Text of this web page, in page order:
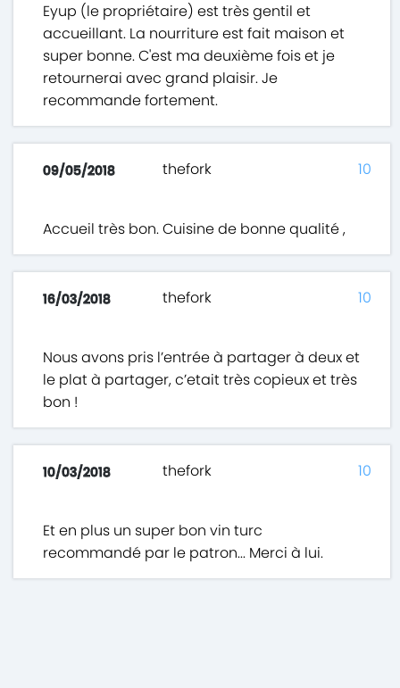
Eyup (le propriétaire) est très gentil et
accueillant. La nourriture est fait maison et
super bonne. C'est ma deuxième fois et je
retournerai avec grand plaisir. Je
recommande fortement.
09/05/2018 thefork
Accueil très bon. Cuisine de bonne qualité ,
10
16/03/2018 thefork
Nous avons pris l’entrée à partager à deux et
le plat à partager, c’etait très copieux et très
bon !
10
10/03/2018 thefork
Et en plus un super bon vin turc
recommandé par le patron... Merci à lui.
10